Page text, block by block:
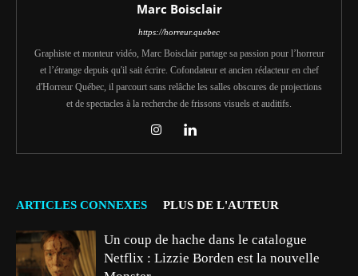
Marc Boisclair
https://horreur.quebec
Graphiste et monteur vidéo, Marc Boisclair partage sa passion pour l’horreur
et l’étrange depuis qu'il sait écrire. Cofondateur et ancien rédacteur en chef
d'Horreur Québec, il parcourt sans relâche les salles obscures de projections
et de spectacles à la recherche de frissons visuels et auditifs.
ARTICLES CONNEXES PLUS DE L'AUTEUR
Un coup de hache dans le catalogue
Netflix : Lizzie Borden est la nouvelle